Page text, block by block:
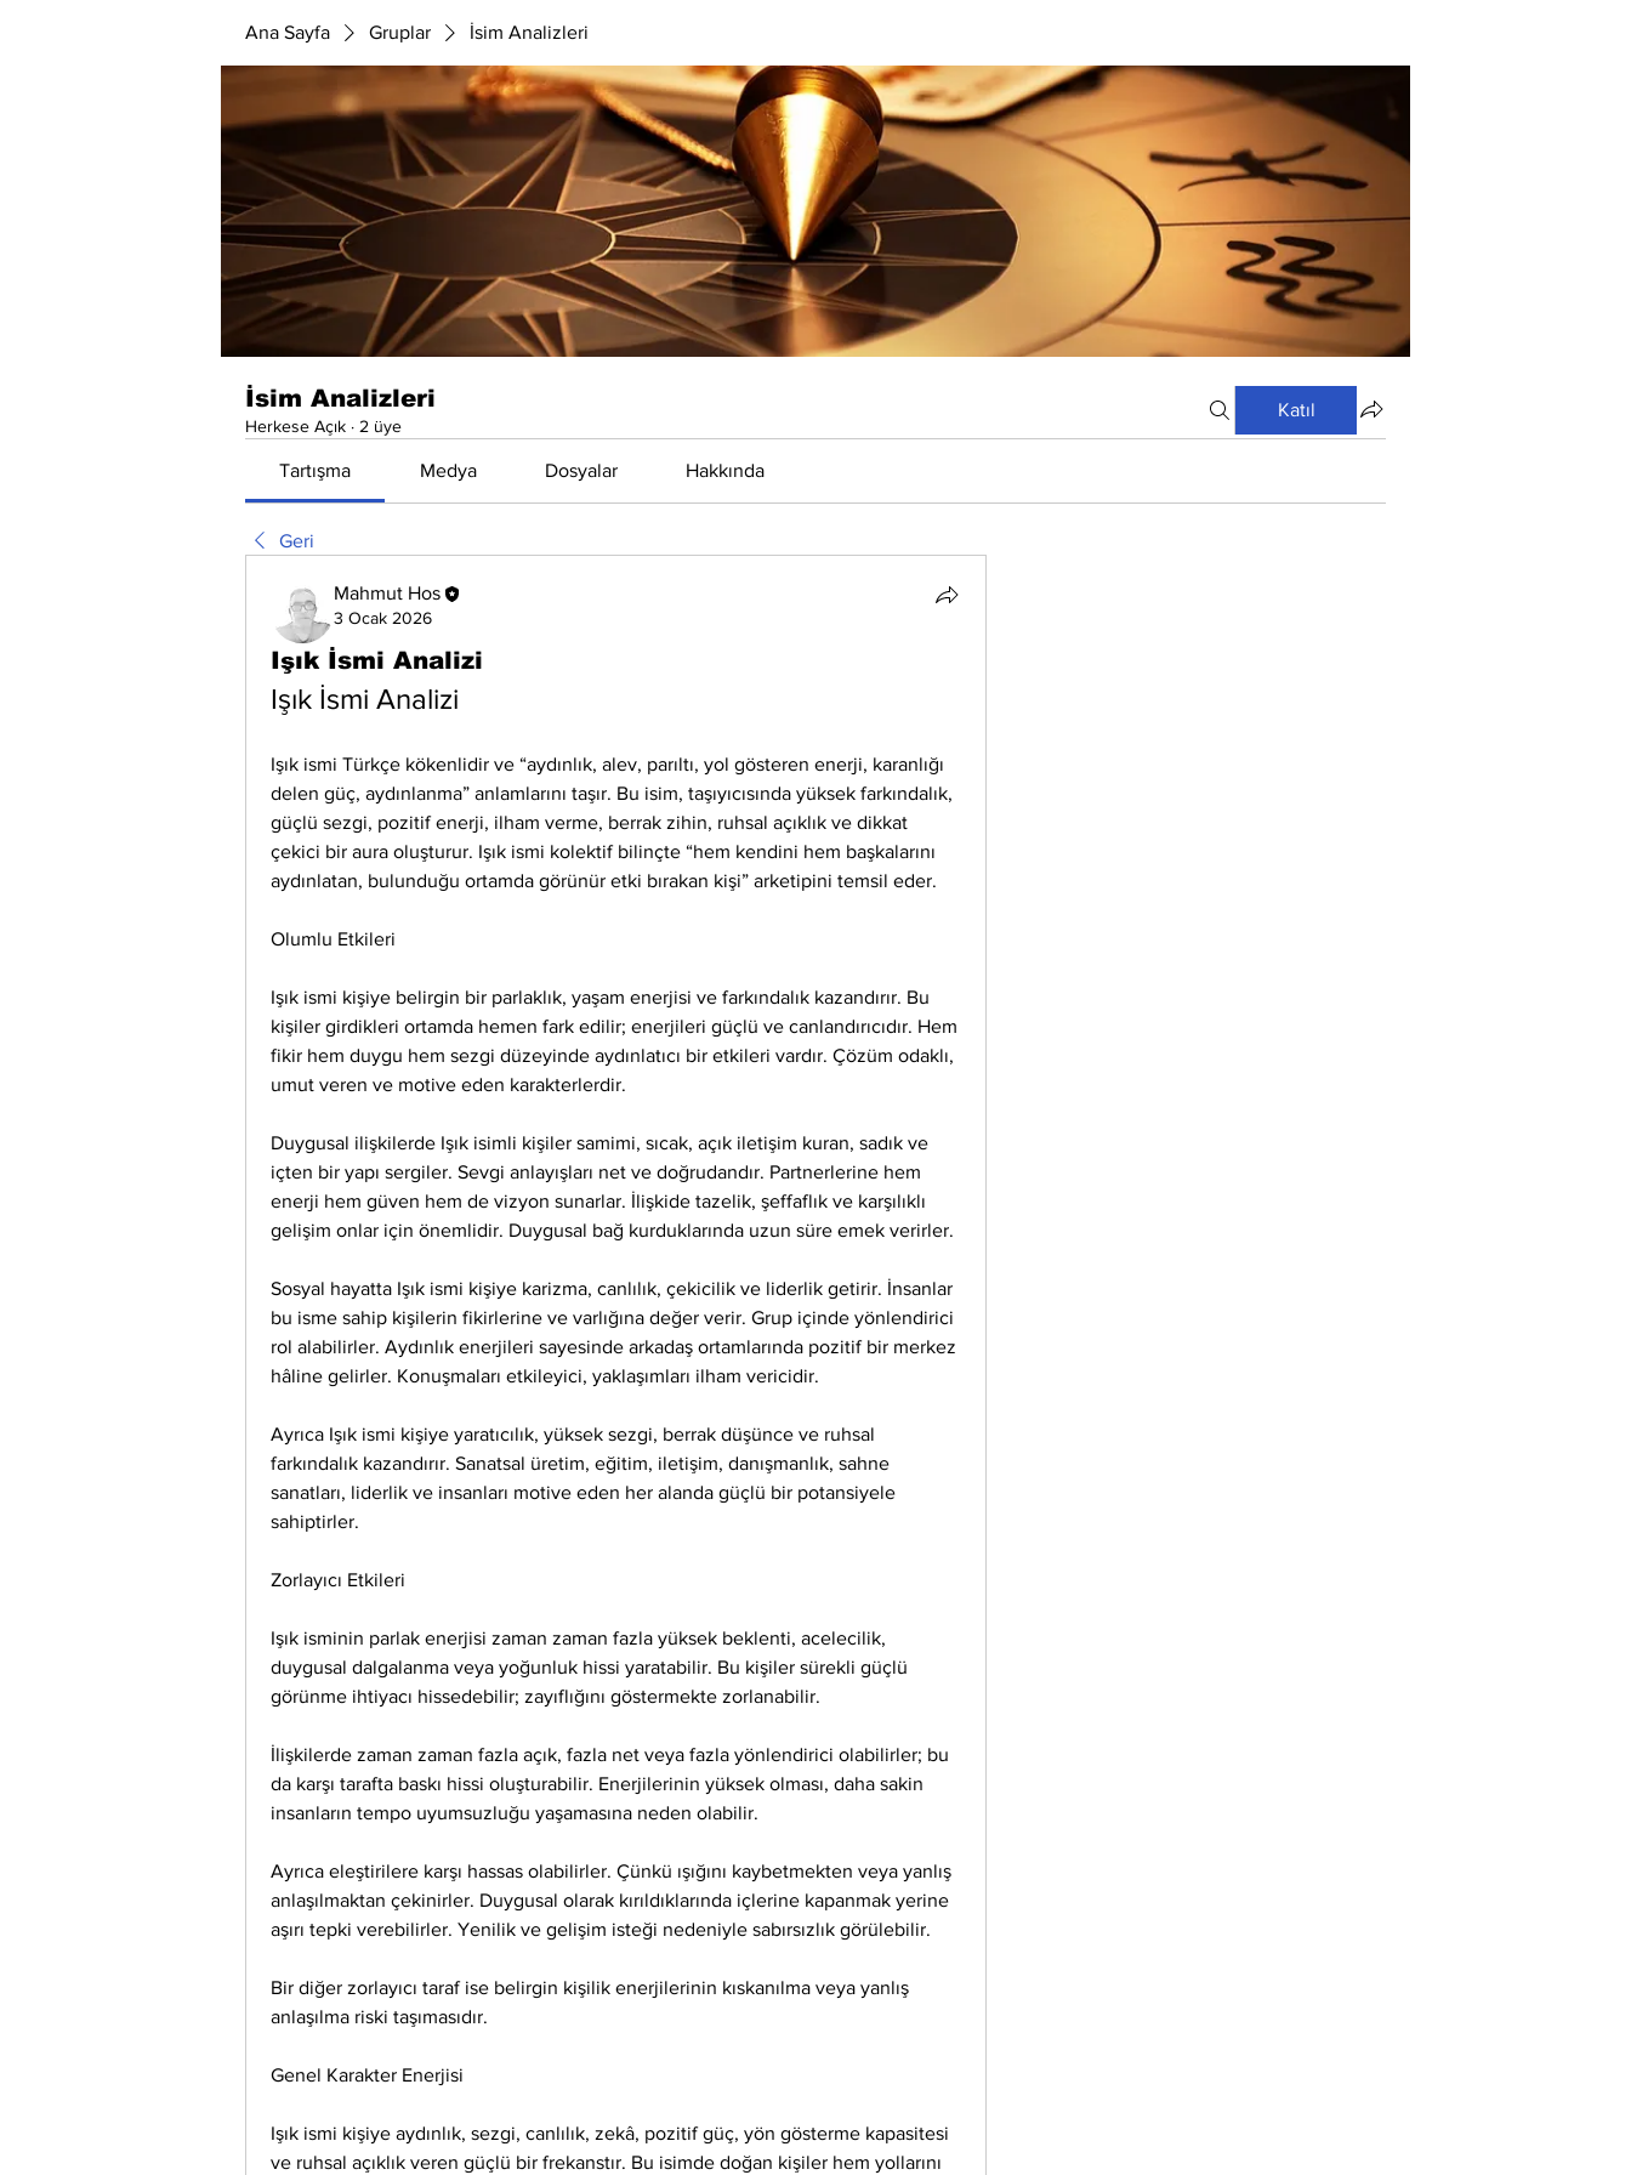
Ana Sayfa Gruplar İsim Analizleri
İsim Analizleri
Herkese Açık · 2 üye
Katıl
Tartışma Medya Dosyalar Hakkında
Geri
Mahmut Hos
3 Ocak 2026
Işık İsmi Analizi
Işık İsmi Analizi
Işık ismi Türkçe kökenlidir ve “aydınlık, alev, parıltı, yol gösteren enerji, karanlığı
delen güç, aydınlanma” anlamlarını taşır. Bu isim, taşıyıcısında yüksek farkındalık,
güçlü sezgi, pozitif enerji, ilham verme, berrak zihin, ruhsal açıklık ve dikkat
çekici bir aura oluşturur. Işık ismi kolektif bilinçte “hem kendini hem başkalarını
aydınlatan, bulunduğu ortamda görünür etki bırakan kişi” arketipini temsil eder.
Olumlu Etkileri
Işık ismi kişiye belirgin bir parlaklık, yaşam enerjisi ve farkındalık kazandırır. Bu
kişiler girdikleri ortamda hemen fark edilir; enerjileri güçlü ve canlandırıcıdır. Hem
fikir hem duygu hem sezgi düzeyinde aydınlatıcı bir etkileri vardır. Çözüm odaklı,
umut veren ve motive eden karakterlerdir.
Duygusal ilişkilerde Işık isimli kişiler samimi, sıcak, açık iletişim kuran, sadık ve
içten bir yapı sergiler. Sevgi anlayışları net ve doğrudandır. Partnerlerine hem
enerji hem güven hem de vizyon sunarlar. İlişkide tazelik, şeffaflık ve karşılıklı
gelişim onlar için önemlidir. Duygusal bağ kurduklarında uzun süre emek verirler.
Sosyal hayatta Işık ismi kişiye karizma, canlılık, çekicilik ve liderlik getirir. İnsanlar
bu isme sahip kişilerin fikirlerine ve varlığına değer verir. Grup içinde yönlendirici
rol alabilirler. Aydınlık enerjileri sayesinde arkadaş ortamlarında pozitif bir merkez
hâline gelirler. Konuşmaları etkileyici, yaklaşımları ilham vericidir.
Ayrıca Işık ismi kişiye yaratıcılık, yüksek sezgi, berrak düşünce ve ruhsal
farkındalık kazandırır. Sanatsal üretim, eğitim, iletişim, danışmanlık, sahne
sanatları, liderlik ve insanları motive eden her alanda güçlü bir potansiyele
sahiptirler.
Zorlayıcı Etkileri
Işık isminin parlak enerjisi zaman zaman fazla yüksek beklenti, acelecilik,
duygusal dalgalanma veya yoğunluk hissi yaratabilir. Bu kişiler sürekli güçlü
görünme ihtiyacı hissedebilir; zayıflığını göstermekte zorlanabilir.
İlişkilerde zaman zaman fazla açık, fazla net veya fazla yönlendirici olabilirler; bu
da karşı tarafta baskı hissi oluşturabilir. Enerjilerinin yüksek olması, daha sakin
insanların tempo uyumsuzluğu yaşamasına neden olabilir.
Ayrıca eleştirilere karşı hassas olabilirler. Çünkü ışığını kaybetmekten veya yanlış
anlaşılmaktan çekinirler. Duygusal olarak kırıldıklarında içlerine kapanmak yerine
aşırı tepki verebilirler. Yenilik ve gelişim isteği nedeniyle sabırsızlık görülebilir.
Bir diğer zorlayıcı taraf ise belirgin kişilik enerjilerinin kıskanılma veya yanlış
anlaşılma riski taşımasıdır.
Genel Karakter Enerjisi
Işık ismi kişiye aydınlık, sezgi, canlılık, zekâ, pozitif güç, yön gösterme kapasitesi
ve ruhsal açıklık veren güçlü bir frekanstır. Bu isimde doğan kişiler hem yollarını